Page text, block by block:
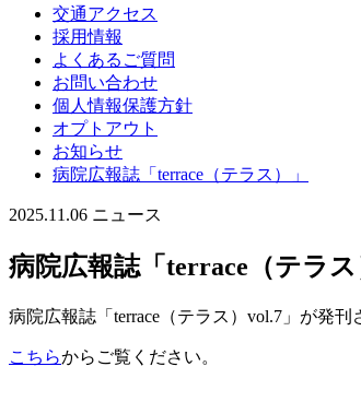
交通アクセス
採用情報
よくあるご質問
お問い合わせ
個人情報保護方針
オプトアウト
お知らせ
病院広報誌「terrace（テラス）」
2025.11.06 ニュース
病院広報誌「terrace（テラ
病院広報誌「terrace（テラス）vol.7」が発刊
こちらからご覧ください。